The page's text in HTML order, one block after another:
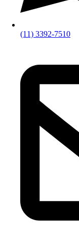
(11) 3392-7510